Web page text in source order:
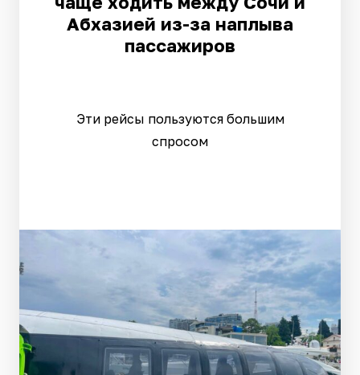
Абхазией из-за наплыва
пассажиров
Эти рейсы пользуются большим
спросом